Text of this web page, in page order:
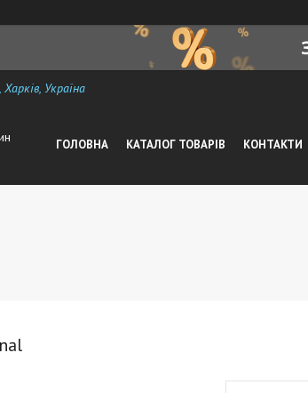
Україна
ГОЛОВНА КАТАЛОГ ТОВАРІВ КОНТАКТИ